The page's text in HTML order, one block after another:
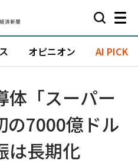
オピニオン AI PICK
体「スーパー
の7000億ドル
は長期化